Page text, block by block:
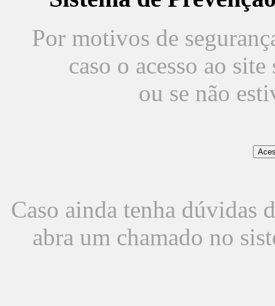
Por motivos de
caso o acesso ao
ou se não
Caso ainda tenha dúvidas
abra um chamado no